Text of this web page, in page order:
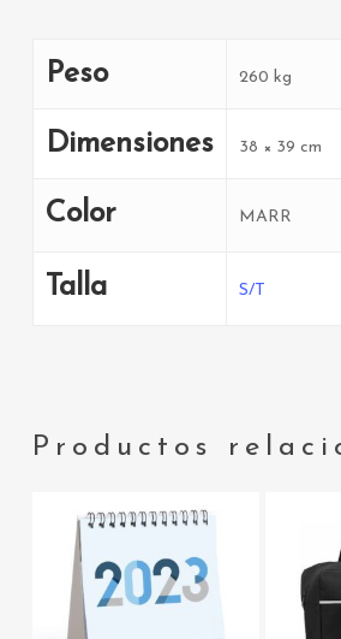
Peso 260 kg
Dimensiones 38 × 39 cm
Color MARR
Talla S/T
Productos